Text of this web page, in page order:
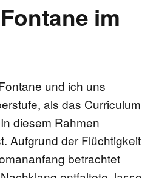
im
und ich uns
als das Curriculum
diesem Rahmen
Aufgrund der Flüchtigkeit
betrachtet